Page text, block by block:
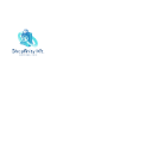
content